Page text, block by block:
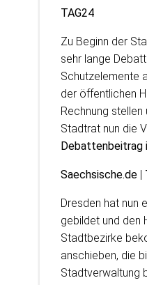
TAG24
Zu Beginn der
sehr lange
Schutzelemente
der öffentlichen
Rechnung
Stadtrat nun die
Debattenbeitrag
Saechsische.de |
Dresden hat nun
gebildet und den
Stadtbezirke
anschieben, die
Stadtverwaltung